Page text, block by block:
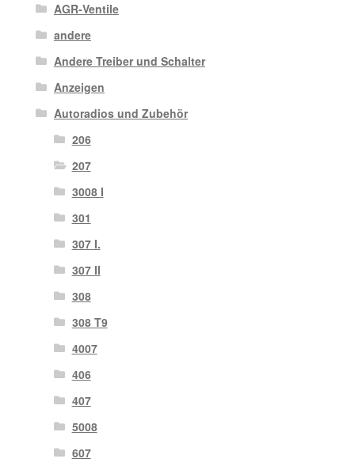
AGR-Ventile
andere
Andere Treiber und Schalter
Anzeigen
Autoradios und Zubehör
206
207
3008 I
301
307 I.
307 II
308
308 T9
4007
406
407
5008
607